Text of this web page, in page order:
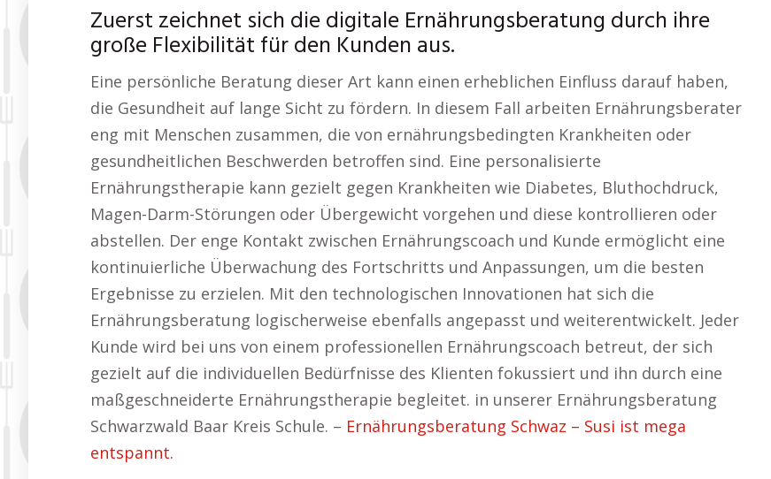
Zuerst zeichnet sich die digitale Ernährungsberatung durch ihre
große Flexibilität für den Kunden aus.
Eine persönliche Beratung dieser Art kann einen erheblichen Einfluss darauf haben,
die Gesundheit auf lange Sicht zu fördern. In diesem Fall arbeiten Ernährungsberater
eng mit Menschen zusammen, die von ernährungsbedingten Krankheiten oder
gesundheitlichen Beschwerden betroffen sind. Eine personalisierte
Ernährungstherapie kann gezielt gegen Krankheiten wie Diabetes, Bluthochdruck,
Magen-Darm-Störungen oder Übergewicht vorgehen und diese kontrollieren oder
abstellen. Der enge Kontakt zwischen Ernährungscoach und Kunde ermöglicht eine
kontinuierliche Überwachung des Fortschritts und Anpassungen, um die besten
Ergebnisse zu erzielen. Mit den technologischen Innovationen hat sich die
Ernährungsberatung logischerweise ebenfalls angepasst und weiterentwickelt. Jeder
Kunde wird bei uns von einem professionellen Ernährungscoach betreut, der sich
gezielt auf die individuellen Bedürfnisse des Klienten fokussiert und ihn durch eine
maßgeschneiderte Ernährungstherapie begleitet. in unserer Ernährungsberatung
Schwarzwald Baar Kreis Schule. – Ernährungsberatung Schwaz – Susi ist mega
entspannt.